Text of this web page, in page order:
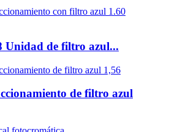
Unidad de filtro azul...
de filtro azul